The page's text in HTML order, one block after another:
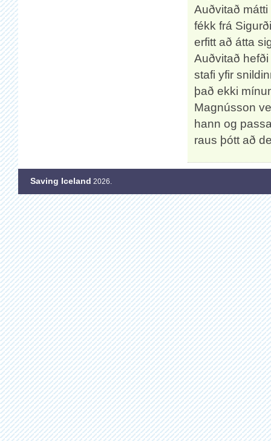
Auðvitað
fékk frá
erfitt að átta
Auðvitað
stafi yfir
það ekki
Magnússon
hann og
raus þótt að
Saving Iceland 2026.